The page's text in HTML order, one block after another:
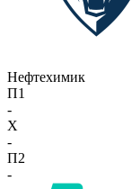
Нефтехимик
П1
-
X
-
П2
-